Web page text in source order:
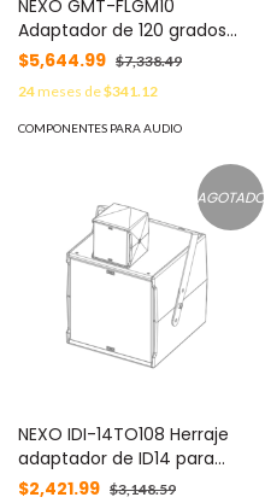
NEXO GMT-FLGM10
Adaptador de 120 grados
para GEOM 10
$5,644.99 $7,338.49
24meses de$341.12
COMPONENTES PARA AUDIO
AGOTADO
NEXO IDI-14TO108 Herraje
adaptador de ID14 para
montaje en IDS108, color
$2,421.99 $3,148.59